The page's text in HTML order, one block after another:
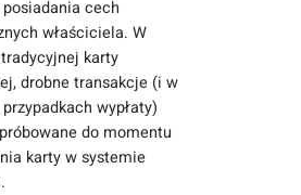
cech
właściciela. W
karty
drobne transakcje (i w
wypłaty)
do momentu
karty w systemie